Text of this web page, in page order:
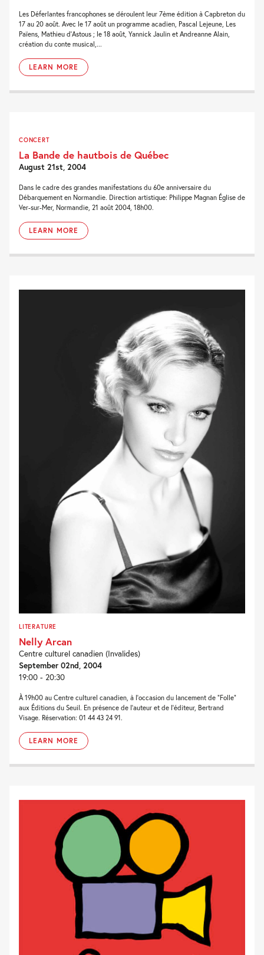
Les Déferlantes francophones se déroulent leur 7ème édition à Capbreton du
17 au 20 août. Avec le 17 août un programme acadien, Pascal Lejeune, Les
Païens, Mathieu d’Astous ; le 18 août, Yannick Jaulin et Andreanne Alain,
création du conte musical,...
LEARN MORE
CONCERT
La Bande de hautbois de Québec
August 21st, 2004
Dans le cadre des grandes manifestations du 60e anniversaire du
Débarquement en Normandie. Direction artistique: Philippe Magnan Église de
Ver-sur-Mer, Normandie, 21 août 2004, 18h00.
LEARN MORE
LITERATURE
Nelly Arcan
Centre culturel canadien (Invalides)
September 02nd, 2004
19:00 - 20:30
À 19h00 au Centre culturel canadien, à l’occasion du lancement de “Folle”
aux Éditions du Seuil. En présence de l’auteur et de l’éditeur, Bertrand
Visage. Réservation: 01 44 43 24 91.
LEARN MORE